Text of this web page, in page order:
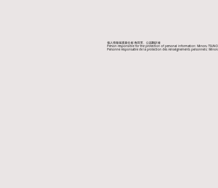
個人情報保護責任者:角田実、公認翻訳者
Person responsible for the protection of personal information: Minoru
Personne responsable de la protection des renseignements personnels: Minoru